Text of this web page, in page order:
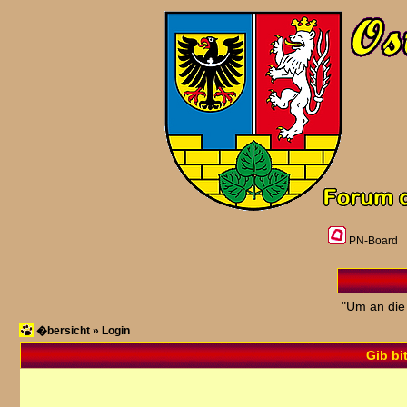
PN-Board
"Um an
�bersicht » Login
Gib